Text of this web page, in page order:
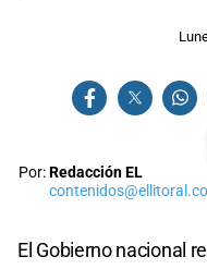
Por:Redacción EL
El Gobierno nacional